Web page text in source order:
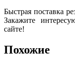
Быстрая поставка
Закажите
сайте!
Похожие